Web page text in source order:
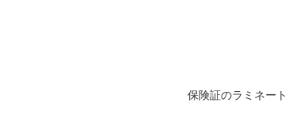
保険証のラミネート